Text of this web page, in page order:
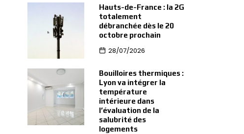
Hauts-de-France : la 2G
totalement
débranchée dès le 20
octobre prochain
28/07/2026
Bouilloires thermiques :
Lyon va intégrer la
température
intérieure dans
l’évaluation de la
salubrité des
logements